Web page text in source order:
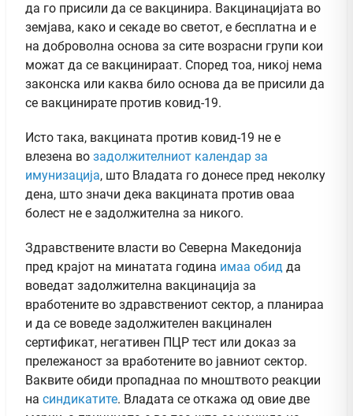
да го присили да се вакцинира. Вакцинацијата во
земјава, како и секаде во светот, е бесплатна и е
на доброволна основа за сите возрасни групи кои
можат да се вакцинираат. Според тоа, никој нема
законска или каква било основа да ве присили да
се вакцинирате против ковид-19.
Исто така, вакцината против ковид-19 не е
влезена во задолжителниот календар за
имунизација, што Владата го донесе пред неколку
дена, што значи дека вакцината против оваа
болест не е задолжителна за никого.
Здравствените власти во Северна Македонија
пред крајот на минатата година имаа обид да
воведат задолжителна вакцинација за
вработените во здравствениот сектор, а планираа
и да се воведе задолжителен вакцинален
сертификат, негативен ПЦР тест или доказ за
прележаност за вработените во јавниот сектор.
Ваквите обиди пропаднаа по мноштвото реакции
на синдикатите. Владата се откажа од овие две